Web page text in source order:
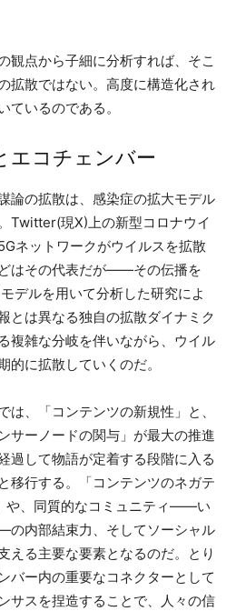
観点から子細に分析すれば、そこ
拡散ではない。高度に構造化され
ているのである。
エコチェンバー
論の拡散は、感染症の拡大モデル
Twitter(現X)上の新型コロナウイ
ネットワークがウイルスを拡散
はその代表だが——その伝播を
デルを用いて分析した研究によ
とは異なる独自の拡散ダイナミク
複雑な分岐を伴いながら、ウイル
的に拡散していくのだ。
は、「コンテンツの新規性」と、
サーノードの関与」が最大の推進
過して物語が定着する段階に入る
移行する。「コンテンツのネガテ
や、同質的なコミュニティ——い
内部結束力、そしてソーシャル
える主要な要素となるのだ。とり
バー内の重要なコネクターとして
サスを捏造することで、人々の信